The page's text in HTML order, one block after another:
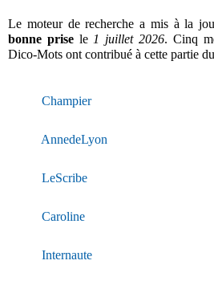
Le moteur de recherche a mis à la
bonne prisele 1 juillet 2026. Cinq
Dico-Mots ont contribué à cette partie
Champier
AnnedeLyon
LeScribe
Caroline
Internaute